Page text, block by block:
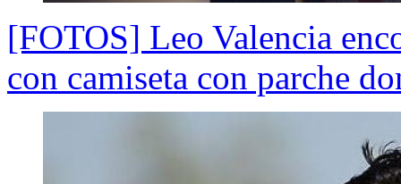
[FOTOS] Leo Valencia
con camiseta con parche